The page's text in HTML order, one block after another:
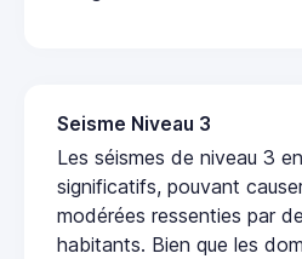
Seisme Niveau 3
Les séismes de niveau 3
significatifs, pouvant
modérées ressenties par
habitants. Bien que les